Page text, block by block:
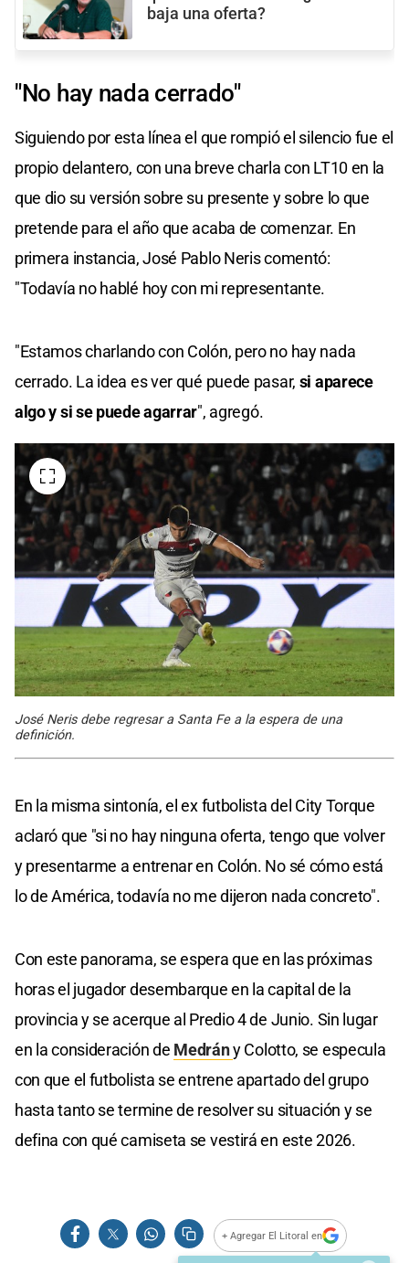
baja una oferta?
"No hay nada cerrado"
Siguiendo por esta línea el que rompió el silencio fue el
propio delantero, con una breve charla con LT10 en la
que dio su versión sobre su presente y sobre lo que
pretende para el año que acaba de comenzar. En
primera instancia, José Pablo Neris comentó:
"Todavía no hablé hoy con mi representante.
"Estamos charlando con Colón, pero no hay nada
cerrado. La idea es ver qué puede pasar, si aparece
algo y si se puede agarrar", agregó.
José Neris debe regresar a Santa Fe a la espera de una
definición.
En la misma sintonía, el ex futbolista del City Torque
aclaró que "si no hay ninguna oferta, tengo que volver
y presentarme a entrenar en Colón. No sé cómo está
lo de América, todavía no me dijeron nada concreto".
Con este panorama, se espera que en las próximas
horas el jugador desembarque en la capital de la
provincia y se acerque al Predio 4 de Junio. Sin lugar
en la consideración de Medrány Colotto, se especula
con que el futbolista se entrene apartado del grupo
hasta tanto se termine de resolver su situación y se
defina con qué camiseta se vestirá en este 2026.
+ Agregar El Litoral en